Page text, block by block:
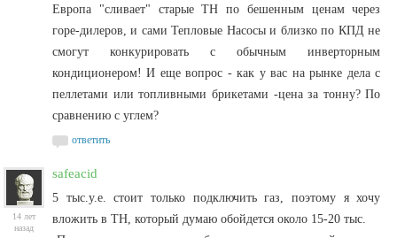
Европа "сливает" старые ТН по бешенным ценам через
горе-дилеров, и сами Тепловые Насосы и близко по КПД не
смогут конкурировать с обычным инверторным
кондиционером! И еще вопрос - как у вас на рынке дела с
пеллетами или топливными брикетами -цена за тонну? По
сравнению с углем?
ответить
14 лет
назад
safeacid
5 тыс.у.е. стоит только подключить газ, поэтому я хочу
вложить в ТН, который думаю обойдется около 15-20 тыс.